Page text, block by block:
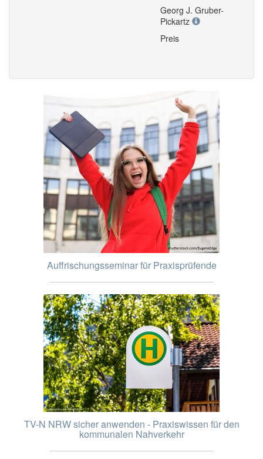
Georg J. Gruber-
Pickartz
Preis
Auffrischungsseminar für Praxisprüfende
TV-N NRW sicher anwenden - Praxiswissen für den
kommunalen Nahverkehr